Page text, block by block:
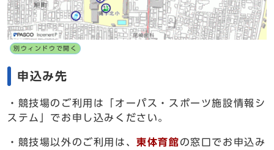
別ウィンドウで開く
申込み先
・競技場のご利用は「オーパス・スポーツ施設情報シ
ステム」でお申し込みください。
・競技場以外のご利用は、東体育館の窓口でお申込み